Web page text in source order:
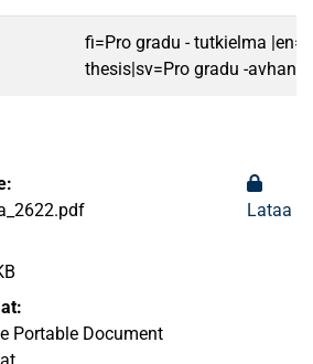
fi=Pro gradu - tutkielma
thesis|sv=Pro gradu -
Portable Document
Lataa